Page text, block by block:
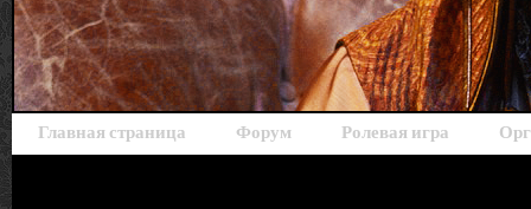
Главная страница Форум Ролевая игра